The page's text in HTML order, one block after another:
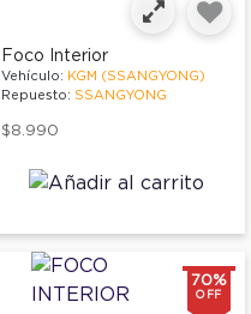
Foco Interior
Vehículo: KGM (SSANGYONG)
Repuesto: SSANGYONG
$8.990
70%
OFF